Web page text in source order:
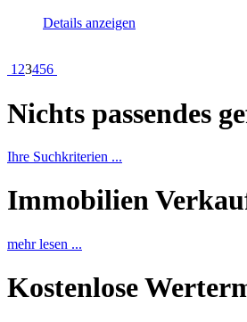
Details anzeigen
1 23456
Nichts passendes
Ihre Suchkriterien ...
Immobilien
mehr lesen ...
Kostenlose